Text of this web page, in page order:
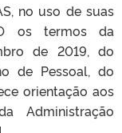
no uso de suas
os termos da
de 2019, do
de Pessoal, do
orientação aos
Administração